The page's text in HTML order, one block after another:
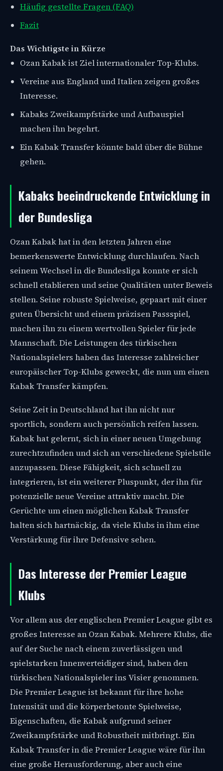
Häufig gestellte Fragen (FAQ)
Fazit
Das Wichtigste in Kürze
Ozan Kabak ist Ziel internationaler Top-Klubs.
Vereine aus England und Italien zeigen großes
Interesse.
Kabaks Zweikampfstärke und Aufbauspiel
machen ihn begehrt.
Ein Kabak Transfer könnte bald über die Bühne
gehen.
Kabaks beeindruckende Entwicklung in
der Bundesliga
Ozan Kabak hat in den letzten Jahren eine
bemerkenswerte Entwicklung durchlaufen. Nach
seinem Wechsel in die Bundesliga konnte er sich
schnell etablieren und seine Qualitäten unter Beweis
stellen. Seine robuste Spielweise, gepaart mit einer
guten Übersicht und einem präzisen Passspiel,
machen ihn zu einem wertvollen Spieler für jede
Mannschaft. Die Leistungen des türkischen
Nationalspielers haben das Interesse zahlreicher
europäischer Top-Klubs geweckt, die nun um einen
Kabak Transfer kämpfen.
Seine Zeit in Deutschland hat ihn nicht nur
sportlich, sondern auch persönlich reifen lassen.
Kabak hat gelernt, sich in einer neuen Umgebung
zurechtzufinden und sich an verschiedene Spielstile
anzupassen. Diese Fähigkeit, sich schnell zu
integrieren, ist ein weiterer Pluspunkt, der ihn für
potenzielle neue Vereine attraktiv macht. Die
Gerüchte um einen möglichen Kabak Transfer
halten sich hartnäckig, da viele Klubs in ihm eine
Verstärkung für ihre Defensive sehen.
Das Interesse der Premier League
Klubs
Vor allem aus der englischen Premier League gibt es
großes Interesse an Ozan Kabak. Mehrere Klubs, die
auf der Suche nach einem zuverlässigen und
spielstarken Innenverteidiger sind, haben den
türkischen Nationalspieler ins Visier genommen.
Die Premier League ist bekannt für ihre hohe
Intensität und die körperbetonte Spielweise,
Eigenschaften, die Kabak aufgrund seiner
Zweikampfstärke und Robustheit mitbringt. Ein
Kabak Transfer in die Premier League wäre für ihn
eine große Herausforderung, aber auch eine